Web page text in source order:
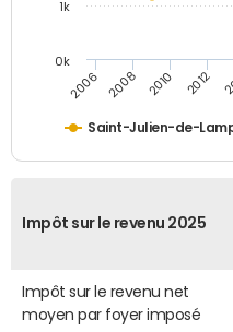
Saint-Julien-de-
2006 2008 2010 2012
0k
1k
Impôt sur le revenu 2025
Impôt sur le revenu net
moyen par foyer imposé